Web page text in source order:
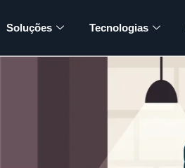
Soluções Tecnologias